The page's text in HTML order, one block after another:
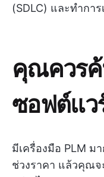
(SDLC) และทำกา
คุณควรค้
ซอฟต์แว
มีเครื่องมือ PLM ม
ช่วงราคา แล้วคุณจ